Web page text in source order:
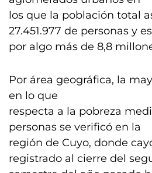
los que la población total
27.451.977 de personas y
por algo más de 8,8
Por área geográfica, la
en lo que
respecta a la pobreza
personas se verificó en la
región de Cuyo, donde
registrado al cierre del